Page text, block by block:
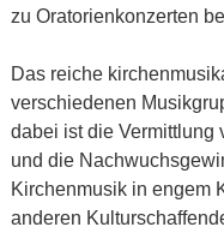
zu Oratorienkonzerten
Das reiche
verschiedenen
dabei ist die Vermittlung
und die
Kirchenmusik in engem
anderen